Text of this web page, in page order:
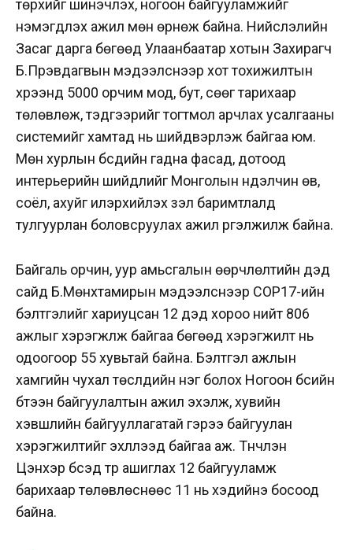
төрхийг шинэчлэх, ногоон байгууламжийг
нэмэгдүүлэх ажил мөн өрнөж байна. Нийслэлийн
Засаг дарга бөгөөд Улаанбаатар хотын Захирагч
Б.Пүрэвдагвын мэдээлснээр хот тохижилтын
хүрээнд 5000 орчим мод, бут, сөөг тарихаар
төлөвлөж, тэдгээрийг тогтмол арчлах усалгааны
системийг хамтад нь шийдвэрлэж байгаа юм.
Мөн хурлын бүсүүдийн гадна фасад, дотоод
интерьерийн шийдлийг Монголын нүүдэлчин өв,
соёл, ахуйг илэрхийлэх үзэл баримтлалд
тулгуурлан боловсруулах ажил үргэлжилж байна.
Байгаль орчин, уур амьсгалын өөрчлөлтийн дэд
сайд Б.Мөнхтамирын мэдээлснээр COP17-ийн
бэлтгэлийг хариуцсан 12 дэд хороо нийт 806
ажлыг хэрэгжүүлж байгаа бөгөөд хэрэгжилт нь
одоогоор 55 хувьтай байна. Бэлтгэл ажлын
хамгийн чухал төслүүдийн нэг болох Ногоон бүсийн
бүтээн байгуулалтын ажил эхэлж, хувийн
хэвшлийн байгууллагатай гэрээ байгуулан
хэрэгжилтийг эхлүүлээд байгаа аж. Түүнчлэн
Цэнхэр бүсэд түр ашиглах 12 байгууламж
барихаар төлөвлөснөөс 11 нь хэдийнэ босоод
байна.